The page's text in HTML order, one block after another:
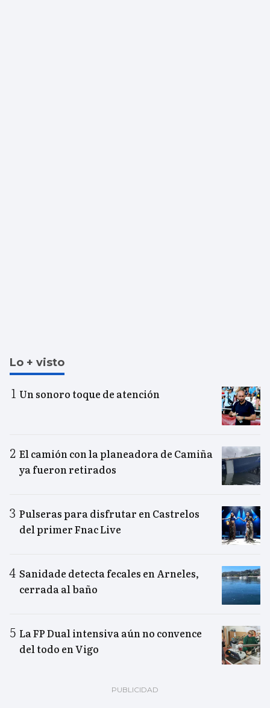
Lo + visto
Un sonoro toque de atención
El camión con la planeadora de Camiña
ya fueron retirados
Pulseras para disfrutar en Castrelos
del primer Fnac Live
Sanidade detecta fecales en Arneles,
cerrada al baño
La FP Dual intensiva aún no convence
del todo en Vigo